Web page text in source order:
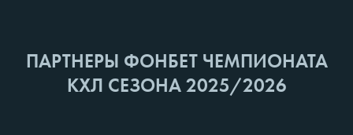
ПАРТНЕРЫ ФОНБЕТ ЧЕМПИОНАТА
КХЛ СЕЗОНА 2025/2026